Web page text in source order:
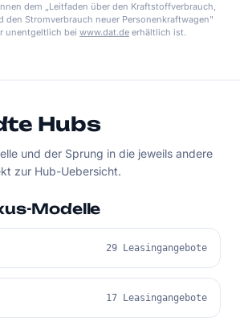
dem „Leitfaden über den Kraftstoffverbrauch,
den Stromverbrauch neuer Personenkraftwagen"
unentgeltlich bei www.dat.de erhältlich ist.
Hubs
und der Sprung in die jeweils andere
zur Hub-Uebersicht.
Modelle
29 Leasingangebote
17 Leasingangebote